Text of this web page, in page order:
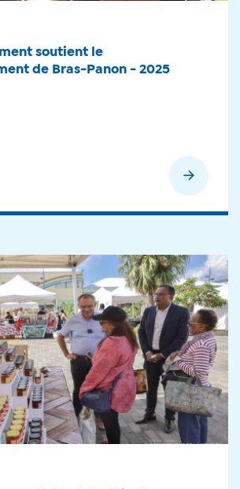
soutient le
de Bras-Panon - 2025